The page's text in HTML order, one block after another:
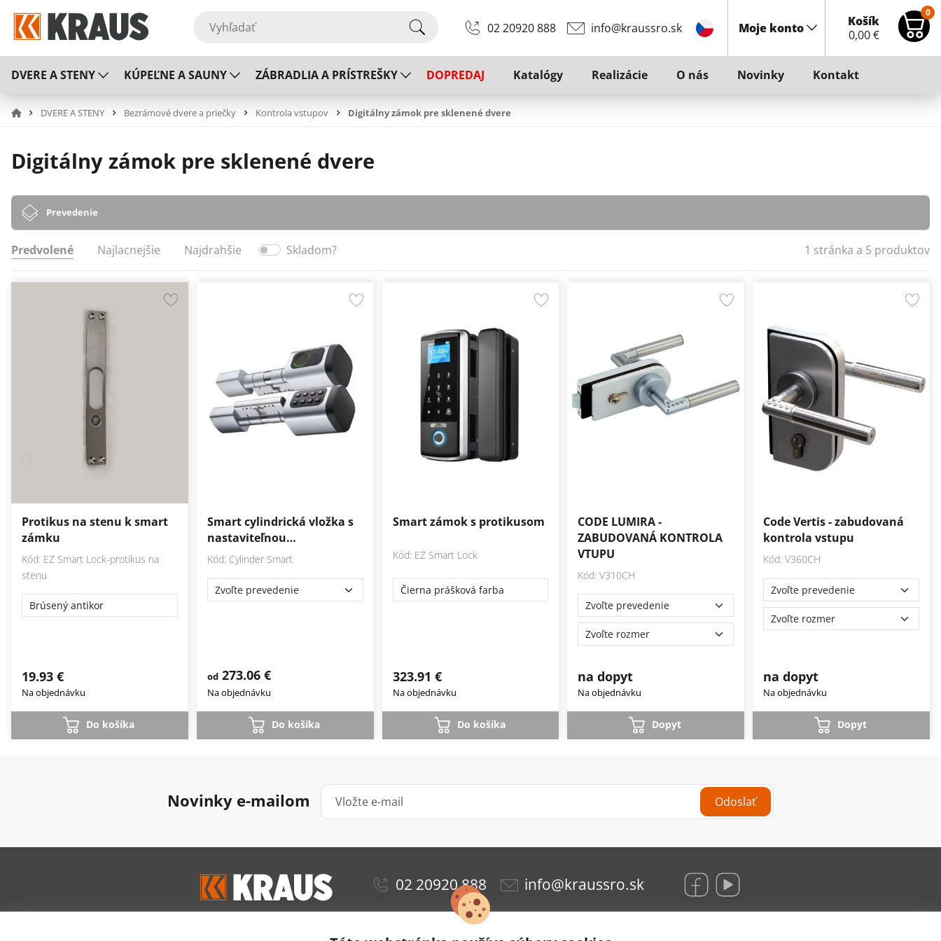
02 20920 888 info@kraussro.sk Moje konto
Košík
0,00€
0
DVERE A STENY KÚPEĽNE A SAUNY ZÁBRADLIA A PRÍSTREŠKY DOPREDAJ Katalógy Realizácie O nás Novinky Kontakt
DVERE A STENY Bezrámové dvere a priečky Kontrola vstupov Digitálny zámok pre sklenené dvere
Digitálny zámok pre sklenené dvere
Prevedenie
Predvolené Najlacnejšie Najdrahšie Skladom? 1 stránka a 5 produktov
Protikus na stenu k smart
zámku
Kód: EZ Smart Lock-protikus na
stenu
Brúsený antikor
19.93 €
Na objednávku
Do košíka
Smart cylindrická vložka s
nastaviteľnou…
Kód: Cylinder Smart
od273.06 €
Na objednávku
Do košíka
Smart zámok s protikusom
Kód: EZ Smart Lock
Čierna prášková farba
323.91 €
Na objednávku
Do košíka
CODE LUMIRA -
ZABUDOVANÁ KONTROLA
VTUPU
Kód: V310CH
na dopyt
Na objednávku
Dopyt
Code Vertis - zabudovaná
kontrola vstupu
Kód: V360CH
na dopyt
Na objednávku
Dopyt
Novinky e-mailom Odoslať
02 20920 888 info@kraussro.sk